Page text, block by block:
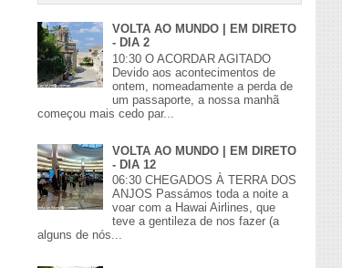
VOLTA AO MUNDO | EM DIRETO
- DIA 2
10:30 O ACORDAR AGITADO
Devido aos acontecimentos de
ontem, nomeadamente a perda de
um passaporte, a nossa manhã
começou mais cedo par...
VOLTA AO MUNDO | EM DIRETO
- DIA 12
06:30 CHEGADOS À TERRA DOS
ANJOS Passámos toda a noite a
voar com a Hawai Airlines, que
teve a gentileza de nos fazer (a
alguns de nós...